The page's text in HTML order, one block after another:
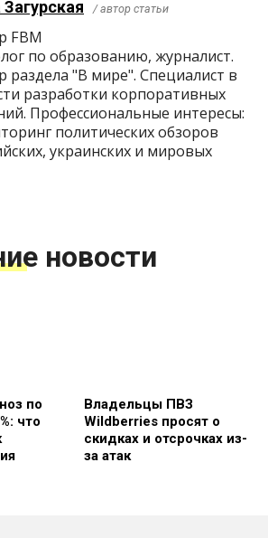
/ автор статьи
FBM
по образованию, журналист.
раздела "В мире". Специалист в
разработки корпоративных
Профессиональные интересы:
политических обзоров
украинских и мировых
новости
по
что
Владельцы ПВЗ
Wildberries просят о
скидках и отсрочках из-
за атак